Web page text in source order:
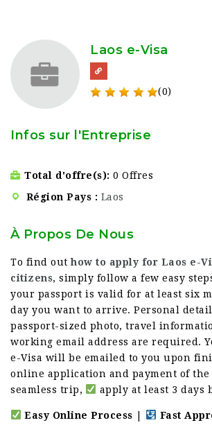
Laos e-Visa
(0)
Infos sur l'Entreprise
Total d'offre(s) 0 Offres
Région Pays
Laos
À Propos De Nous
To find outhow to apply for Laos e-
citizens, simply follow a few easy
your passport is valid for at least six
day you want to arrive. Personal
passport-sized photo, travel
working email address are required.
e-Visa will be emailed to you upon
online application and payment of the
seamless trip,
apply at least 3 days
Easy Online Process Fast